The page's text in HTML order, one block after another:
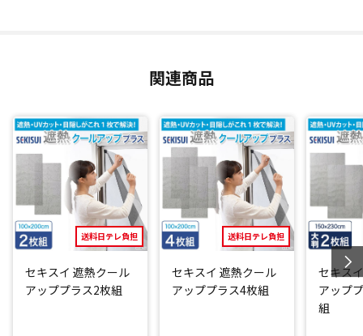
関連商品
送料日テレ負担
セキスイ 遮熱クール
アッププラス2枚組
送料日テレ負担
セキスイ 遮熱クール
アッププラス4枚組
セキス
アップ
組